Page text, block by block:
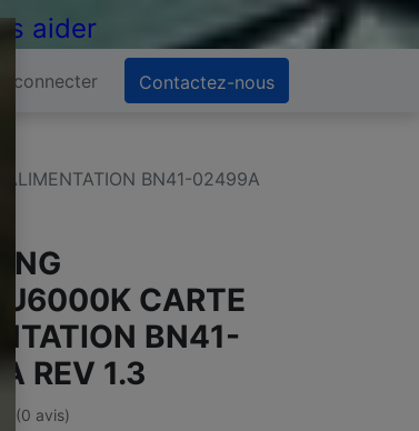
aider
connecter Contactez-nous
ALIMENTATION BN41-02499A
CARTE
BN41-
REV 1.3
(0 avis)